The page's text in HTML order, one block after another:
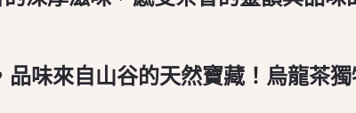
味來自山谷的天然寶藏！烏龍茶